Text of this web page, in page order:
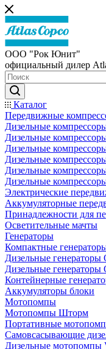
ООО "Рок Юнит"
официальный дилер
Каталог
Передвижные
Дизельные
Дизельные
Дизельные
Дизельные
Дизельные
Дизельные
Электрические
Аккумуляторные
Принадлежности для
Осветительные мачты
Генераторы
Компактные
Дизельные генераторы
Дизельные генераторы
Контейнерные
Аккумуляторы блоки
Мотопомпы
Мотопомпы Шторм
Портативные
Самовсасывающие
Дизельные мотопомпы